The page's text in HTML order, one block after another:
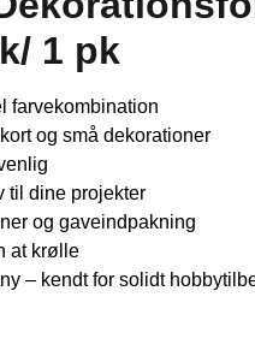
1 pk
farvekombination
og små dekorationer
til dine projekter
og gaveindpakning
at krølle
– kendt for solidt